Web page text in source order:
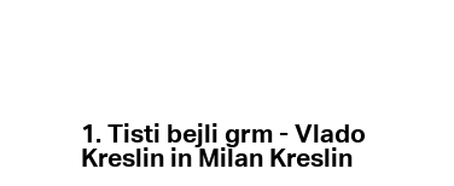
1. Tisti bejli grm - Vlado
Kreslin in Milan Kreslin